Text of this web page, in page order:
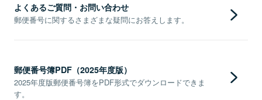
よくあるご質問・お問い合わせ
郵便番号に関するさまざまな疑問にお答えします。
郵便番号簿PDF（2025年度版）
2025年度版郵便番号簿をPDF形式でダウンロードできま
す。